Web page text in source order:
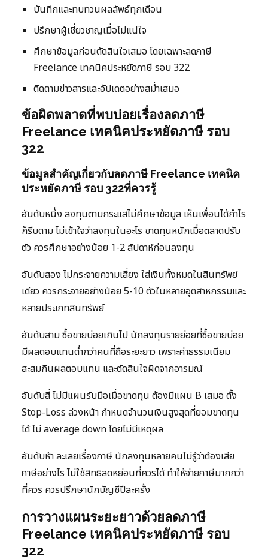
บันทึกและทบทวนผลลัพธ์ทุกเดือน
ปรึกษาผู้เชี่ยวชาญเมื่อไม่แน่ใจ
ศึกษาข้อมูลก่อนตัดสินใจเสมอ โดยเฉพาะลดภาษี
Freelance เทคนิคประหยัดภาษี รอบ 322
ติดตามข่าวสารและอัปเดตอย่างสม่ำเสมอ
ข้อผิดพลาดที่พบบ่อยเรื่องลดภาษี
Freelance เทคนิคประหยัดภาษี รอบ
322
ข้อมูลสำคัญเกี่ยวกับลดภาษี Freelance เทคนิค
ประหยัดภาษี รอบ 322ที่ควรรู้
อันดับหนึ่ง ลงทุนตามกระแสไม่ศึกษาข้อมูล เห็นเพื่อนได้กำไร
ก็รีบตาม ไม่เข้าใจว่าลงทุนในอะไร ขาดทุนหนักเมื่อตลาดปรับ
ตัว ควรศึกษาอย่างน้อย 1-2 สัปดาห์ก่อนลงทุน
อันดับสอง ไม่กระจายความเสี่ยง ใส่เงินทั้งหมดในสินทรัพย์
เดียว ควรกระจายอย่างน้อย 5-10 ตัวในหลายอุตสาหกรรมและ
หลายประเภทสินทรัพย์
อันดับสาม ซื้อขายบ่อยเกินไป นักลงทุนรายย่อยที่ซื้อขายบ่อย
มีผลตอบแทนต่ำกว่าคนที่ถือระยะยาว เพราะค่าธรรมเนียม
สะสมกินผลตอบแทน และตัดสินใจผิดจากอารมณ์
อันดับสี่ ไม่มีแผนรับมือเมื่อขาดทุน ต้องมีแผน B เสมอ ตั้ง
Stop-Loss ล่วงหน้า กำหนดจำนวนเงินสูงสุดที่ยอมขาดทุน
ได้ ไม่ average down โดยไม่มีเหตุผล
อันดับห้า ละเลยเรื่องภาษี นักลงทุนหลายคนไม่รู้ว่าต้องเสีย
ภาษีอย่างไร ไม่ใช้สิทธิลดหย่อนที่ควรได้ ทำให้จ่ายภาษีมากกว่า
ที่ควร ควรปรึกษานักบัญชีปีละครั้ง
การวางแผนระยะยาวด้วยลดภาษี
Freelance เทคนิคประหยัดภาษี รอบ
322